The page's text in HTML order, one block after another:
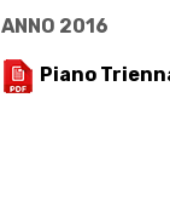
ANNO 2016
Piano